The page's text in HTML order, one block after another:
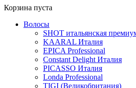
Корзина пуста
Волосы
SHOT итальянская
KAARAL Италия
EPICA Professional
Constant Delight Италия
PICASSO Италия
Londa Professional
TIGI (Великобритания)